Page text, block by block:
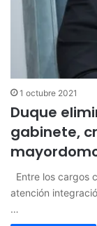
1 octubre 2021
Duque
gabinete,
Entre los cargos
atención
…